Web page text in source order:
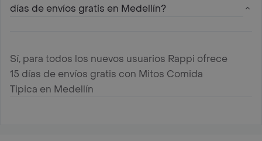
días de envíos gratis en Medellín?
Sí, para todos los nuevos usuarios Rappi ofrece
15 días de envíos gratis con Mitos Comida
Tipica en Medellín